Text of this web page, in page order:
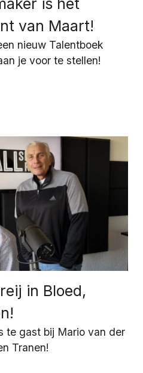
van Maart!
nieuw Talentboek
je voor te stellen!
in Bloed,
te gast bij Mario van der
Tranen!